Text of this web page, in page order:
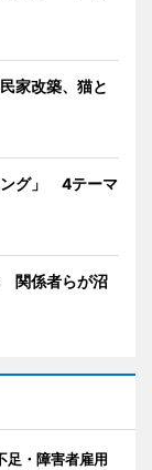
家改築、猫と
ング」 4テーマ
関係者らが沼
足・障害者雇用